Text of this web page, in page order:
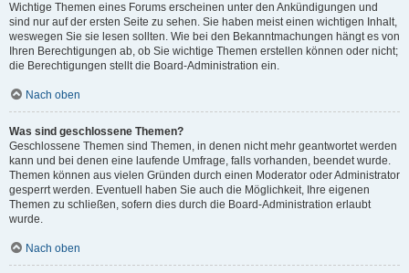
Wichtige Themen eines Forums erscheinen unter den Ankündigungen und
sind nur auf der ersten Seite zu sehen. Sie haben meist einen wichtigen Inhalt,
weswegen Sie sie lesen sollten. Wie bei den Bekanntmachungen hängt es von
Ihren Berechtigungen ab, ob Sie wichtige Themen erstellen können oder nicht;
die Berechtigungen stellt die Board-Administration ein.
Nach oben
Was sind geschlossene Themen?
Geschlossene Themen sind Themen, in denen nicht mehr geantwortet werden
kann und bei denen eine laufende Umfrage, falls vorhanden, beendet wurde.
Themen können aus vielen Gründen durch einen Moderator oder Administrator
gesperrt werden. Eventuell haben Sie auch die Möglichkeit, Ihre eigenen
Themen zu schließen, sofern dies durch die Board-Administration erlaubt
wurde.
Nach oben